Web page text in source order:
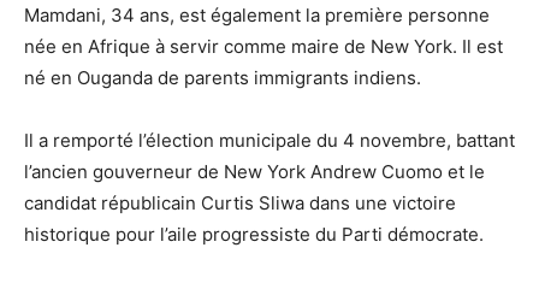
Mamdani, 34 ans, est également la première personne
née en Afrique à servir comme maire de New York. Il est
né en Ouganda de parents immigrants indiens.
Il a remporté l’élection municipale du 4 novembre, battant
l’ancien gouverneur de New York Andrew Cuomo et le
candidat républicain Curtis Sliwa dans une victoire
historique pour l’aile progressiste du Parti démocrate.